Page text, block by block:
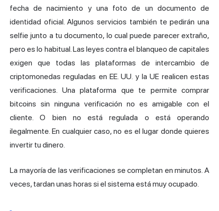
fecha de nacimiento y una foto de un documento de
identidad oficial. Algunos servicios también te pedirán una
selfie junto a tu documento, lo cual puede parecer extraño,
pero es lo habitual. Las leyes contra el blanqueo de capitales
exigen que todas las plataformas de intercambio de
criptomonedas reguladas en EE. UU. y la UE realicen estas
verificaciones. Una plataforma que te permite comprar
bitcoins sin ninguna verificación no es amigable con el
cliente. O bien no está regulada o está operando
ilegalmente. En cualquier caso, no es el lugar donde quieres
invertir tu dinero.
La mayoría de las verificaciones se completan en minutos. A
veces, tardan unas horas si el sistema está muy ocupado.